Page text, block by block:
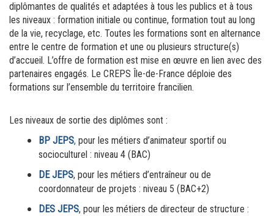
diplômantes de qualités et adaptées à tous les publics et à tous
les niveaux : formation initiale ou continue, formation tout au long
de la vie, recyclage, etc. Toutes les formations sont en alternance
entre le centre de formation et une ou plusieurs structure(s)
d’accueil. L’offre de formation est mise en œuvre en lien avec des
partenaires engagés. Le CREPS Île-de-France déploie des
formations sur l’ensemble du territoire francilien.
Les niveaux de sortie des diplômes sont :
BP JEPS, pour les métiers d’animateur sportif ou
socioculturel : niveau 4 (BAC)
DE JEPS, pour les métiers d’entraîneur ou de
coordonnateur de projets : niveau 5 (BAC+2)
DES JEPS, pour les métiers de directeur de structure :